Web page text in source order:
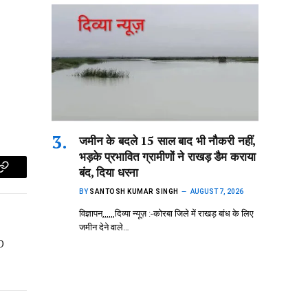
Copy
जमीन के बदले 15 साल बाद भी नौकरी नहीं,
भड़के प्रभावित ग्रामीणों ने राखड़ डैम कराया
बंद, दिया धरना
BY SANTOSH KUMAR SINGH AUGUST 7, 2026
विज्ञापन,,,,,,दिव्या न्यूज़ :-कोरबा जिले में राखड़ बांध के लिए
जमीन देने वाले…